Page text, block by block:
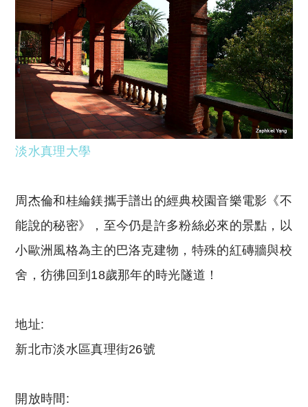
淡水真理大學
周杰倫和桂綸鎂攜手譜出的經典校園音樂電影《不
能說的秘密》，至今仍是許多粉絲必來的景點，以
小歐洲風格為主的巴洛克建物，特殊的紅磚牆與校
舍，彷彿回到18歲那年的時光隧道！
地址:
新北市淡水區真理街26號
開放時間: